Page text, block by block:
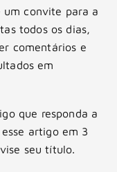
convite para a
todos os dias,
comentários e
em
que responda a
artigo em 3
seu título.